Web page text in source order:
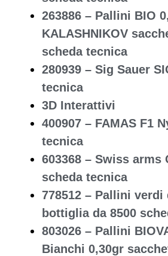
263886 – Pallini BIO
KALASHNIKOV
scheda tecnica
280939 – Sig Sauer
tecnica
3D Interattivi
400907 – FAMAS F1
tecnica
603368 – Swiss arms
scheda tecnica
778512 – Pallini verdi
bottiglia da 8500
803026 – Pallini
Bianchi 0,30gr